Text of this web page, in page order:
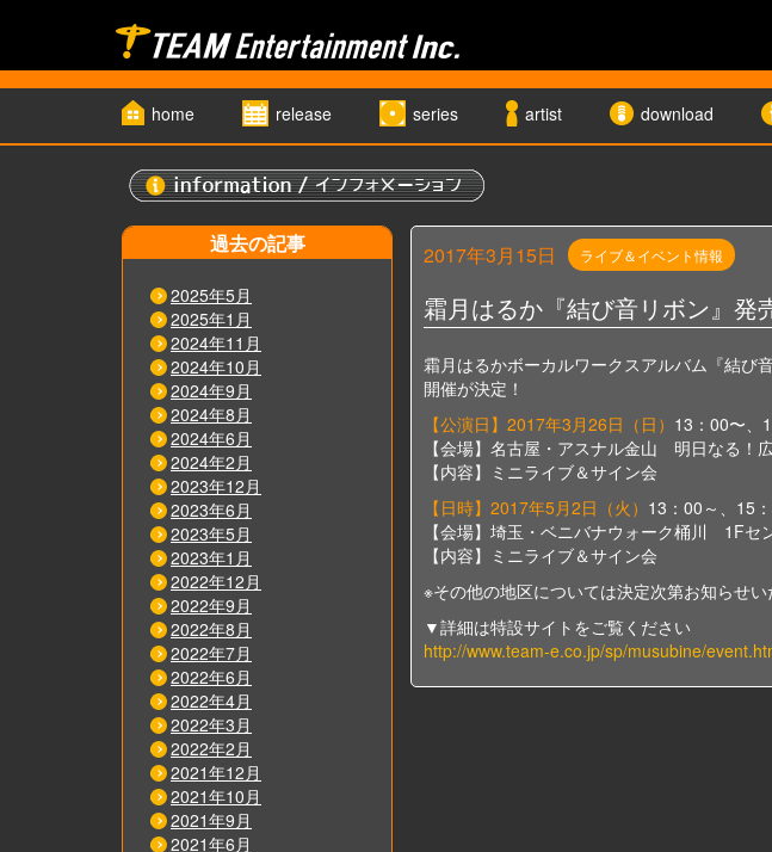
home release series artist download
2017年3月15日 ライブ＆イベント情報
霜月はるか『結び音リボン』発
霜月はるかボーカルワークスアルバム『結び
開催が決定！
【公演日】2017年3月26日（日） 13：00〜、
【会場】名古屋・アスナル金山 明日なる！
【内容】ミニライブ＆サイン会
【日時】2017年5月2日（火） 13：00 ～、15
【会場】埼玉・ベニバナウォーク桶川 1Fセ
【内容】ミニライブ＆サイン会
※その他の地区については決定次第お知らせい
▼詳細は特設サイトをご覧ください
http://www.team-e.co.jp/sp/musubine/
過去の記事
2025年5月
2025年1月
2024年11月
2024年10月
2024年9月
2024年8月
2024年6月
2024年2月
2023年12月
2023年6月
2023年5月
2023年1月
2022年12月
2022年9月
2022年8月
2022年7月
2022年6月
2022年4月
2022年3月
2022年2月
2021年12月
2021年10月
2021年9月
2021年6月